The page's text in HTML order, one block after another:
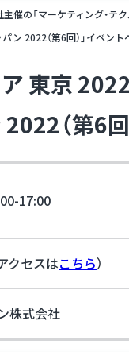
の「マーケティング・テク
ン 2022（第6回）」イベン
東京 2022
（第6回
17:00
クセスはこちら）
株式会社